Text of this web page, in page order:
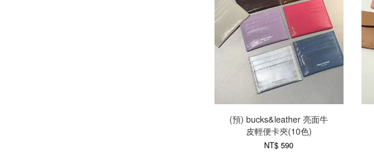
(預) bucks&leather 亮面牛
皮輕便卡夾(10色)
NT$ 590